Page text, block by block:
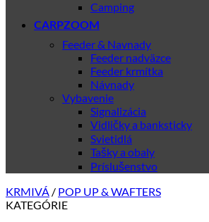
Camping
CARPZOOM
Feeder & Navnady
Feeder nadväzce
Feeder krmítka
Návnady
Vybavenie
Signalizácia
Vidličky a banksticky
Svietidlá
Tašky a obaly
Príslušenstvo
KRMIVÁ / POP UP & WAFTERS
KATEGÓRIE